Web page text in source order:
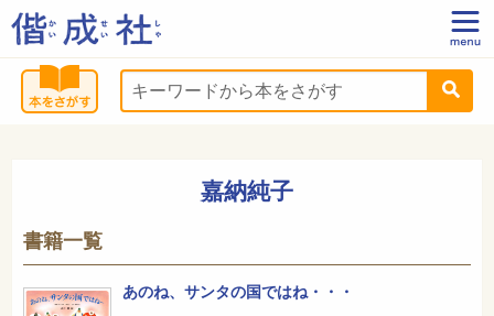
嘉納純子
書籍一覧
あのね、サンタの国ではね・・・